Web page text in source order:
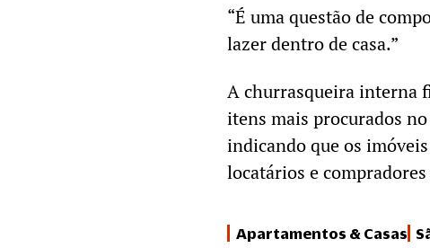
“É uma questão de
lazer dentro de casa.”
A churrasqueira interna
itens mais procurados
indicando que os
locatários e
Apartamentos & Casas